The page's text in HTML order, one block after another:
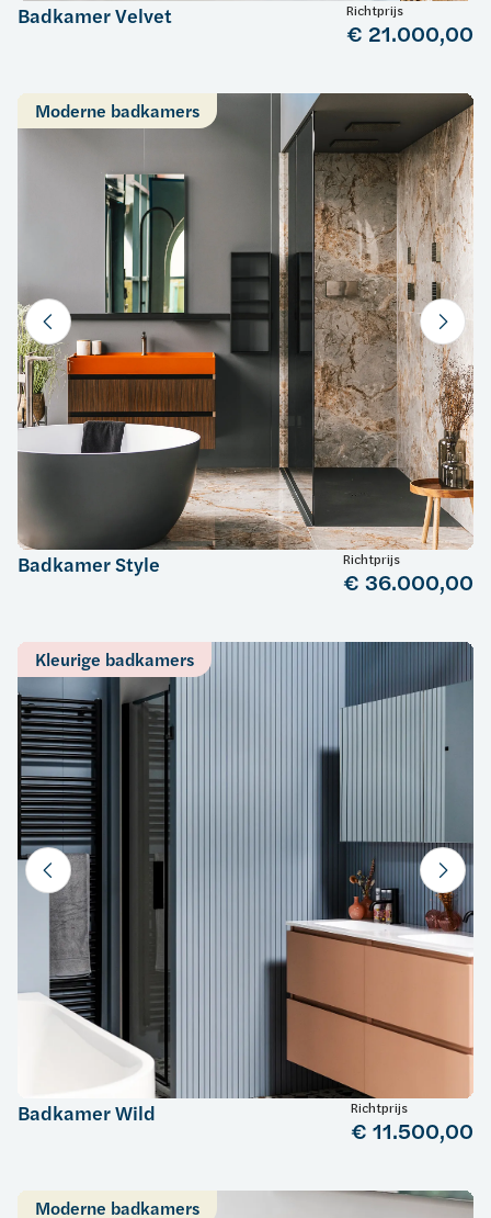
Badkamer Velvet Richtprijs
€ 21.000,00
Moderne badkamers
Badkamer Style Richtprijs
€ 36.000,00
Kleurige badkamers
Badkamer Wild Richtprijs
€ 11.500,00
Moderne badkamers